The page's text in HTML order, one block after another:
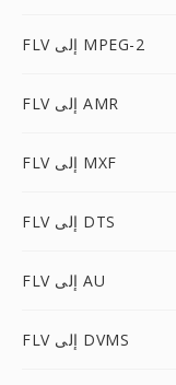
FLV إلى MPEG-2
FLV إلى AMR
FLV إلى MXF
FLV إلى DTS
FLV إلى AU
FLV إلى DVMS